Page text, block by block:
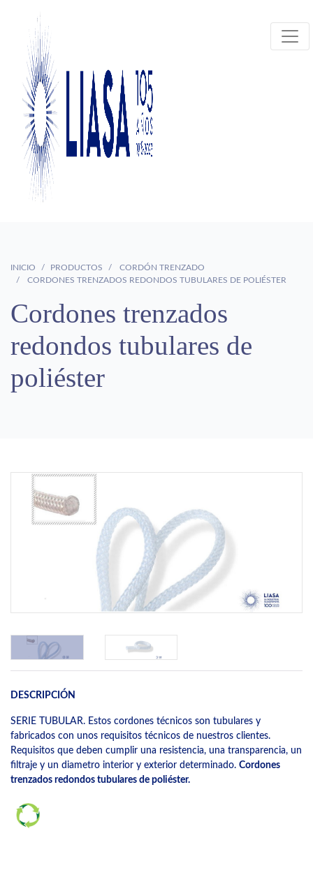
INICIO PRODUCTOS
CORDÓN TRENZADO
CORDONES TRENZADOS REDONDOS TUBULARES DE POLIÉSTER
Cordones trenzados
redondos tubulares de
poliéster
DESCRIPCIÓN
SERIE TUBULAR. Estos cordones técnicos son tubulares y
fabricados con unos requisitos técnicos de nuestros clientes.
Requisitos que deben cumplir una resistencia, una transparencia, un
filtraje y un diametro interior y exterior determinado. Cordones
trenzados redondos tubulares de poliéster.